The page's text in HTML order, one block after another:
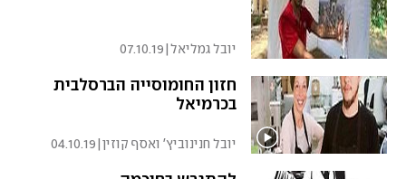
יובל גמליאל|
07.10.19
חזון החומוסייה הברסלבית
בכרמיאל
יובל חנינוביץ' ואסף קוזין|
04.10.19